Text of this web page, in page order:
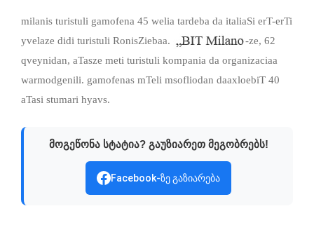
milanis turistuli gamofena 45 welia tardeba da italiaSi erT-erTi
yvelaze didi turistuli RonisZiebaa.
-ze, 62
qveynidan, aTasze meti turistuli kompania da organizaciaa
warmodgenili. gamofenas mTeli msofliodan daaxloebiT 40
aTasi stumari hyavs.
მოგეწონა სტატია? გაუზიარეთ მეგობრებს!
Facebook-ზე გაზიარება